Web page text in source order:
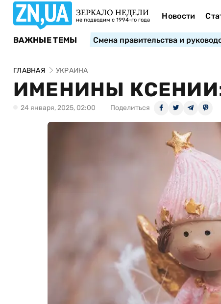
ЗЕРКАЛО НЕДЕЛИ
не подводим с 1994-го года Новости
ВАЖНЫЕ ТЕМЫ Смена правительства и
ГЛАВНАЯ УКРАИНА
ИМЕНИНЫ
24 января, 2025, 02:00 Поделиться